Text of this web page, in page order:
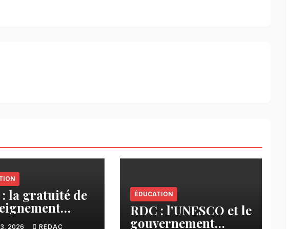
: la gratuité de
vision
2026 REDAC
ÉDUCATION
RDC : l’UNESCO et le
gouvernement